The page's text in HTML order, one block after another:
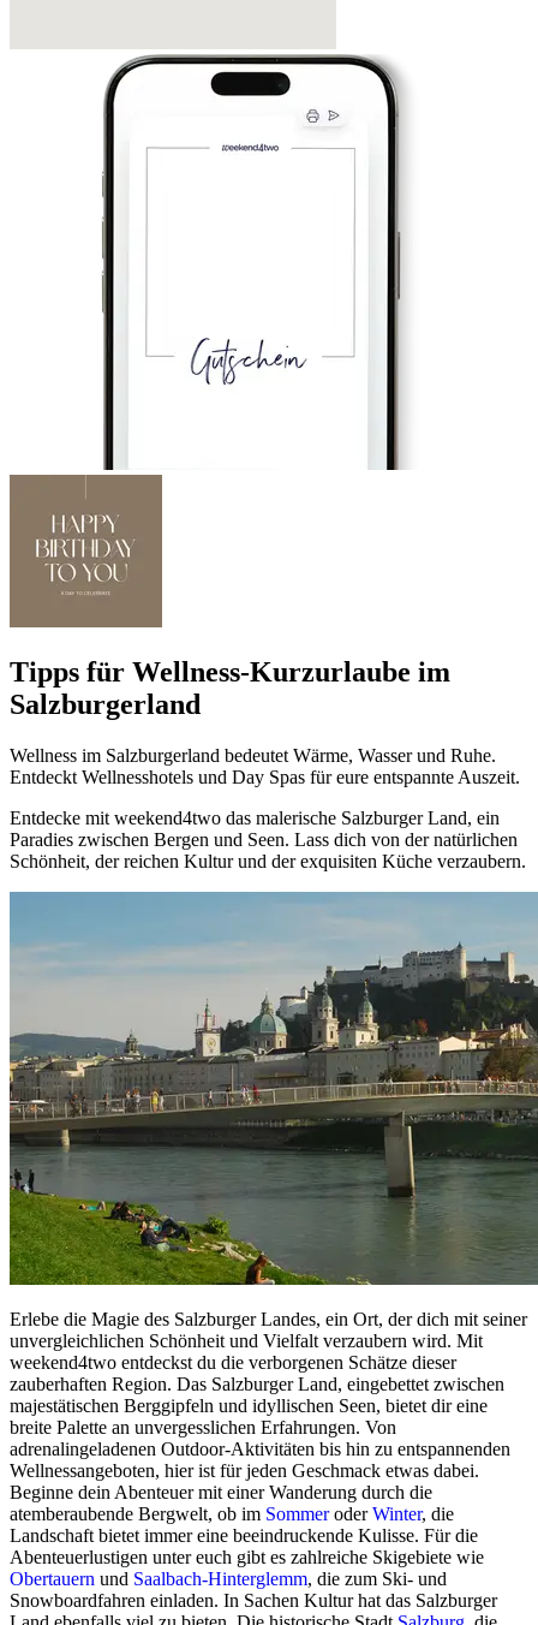
Tipps für Wellness-Kurzurlaube im
Salzburgerland
Wellness im Salzburgerland bedeutet Wärme, Wasser und Ruhe.
Entdeckt Wellnesshotels und Day Spas für eure entspannte Auszeit.
Entdecke mit weekend4two das malerische Salzburger Land, ein
Paradies zwischen Bergen und Seen. Lass dich von der natürlichen
Schönheit, der reichen Kultur und der exquisiten Küche verzaubern.
Erlebe die Magie des Salzburger Landes, ein Ort, der dich mit seiner
unvergleichlichen Schönheit und Vielfalt verzaubern wird. Mit
weekend4two entdeckst du die verborgenen Schätze dieser
zauberhaften Region. Das Salzburger Land, eingebettet zwischen
majestätischen Berggipfeln und idyllischen Seen, bietet dir eine
breite Palette an unvergesslichen Erfahrungen. Von
adrenalingeladenen Outdoor-Aktivitäten bis hin zu entspannenden
Wellnessangeboten, hier ist für jeden Geschmack etwas dabei.
Beginne dein Abenteuer mit einer Wanderung durch die
atemberaubende Bergwelt, ob im SommeroderWinter, die
Landschaft bietet immer eine beeindruckende Kulisse. Für die
Abenteuerlustigen unter euch gibt es zahlreiche Skigebiete wie
Obertauern und Saalbach-Hinterglemm, die zum Ski- und
Snowboardfahren einladen. In Sachen Kultur hat das Salzburger